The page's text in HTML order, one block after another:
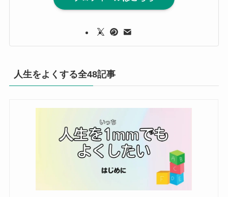
人生をよくする全48記事